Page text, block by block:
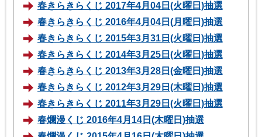
春きらきらくじ 2017年4月04日(火曜日)抽選
春きらきらくじ 2016年4月04日(月曜日)抽選
春きらきらくじ 2015年3月31日(火曜日)抽選
春きらきらくじ 2014年3月25日(火曜日)抽選
春きらきらくじ 2013年3月28日(金曜日)抽選
春きらきらくじ 2012年3月29日(木曜日)抽選
春きらきらくじ 2011年3月29日(火曜日)抽選
春爛漫くじ 2016年4月14日(木曜日)抽選